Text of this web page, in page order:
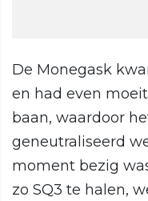
De Monegask
en had even
baan, waardoor
geneutraliseerd
moment bezig
zo SQ3 te halen,